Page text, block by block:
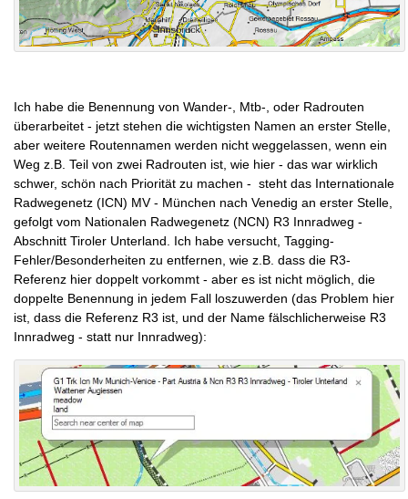
Ich habe die Benennung von Wander-, Mtb-, oder Radrouten
überarbeitet - jetzt stehen die wichtigsten Namen an erster Stelle,
aber weitere Routennamen werden nicht weggelassen, wenn ein
Weg z.B. Teil von zwei Radrouten ist, wie hier - das war wirklich
schwer, schön nach Priorität zu machen - steht das Internationale
Radwegenetz (ICN) MV - München nach Venedig an erster Stelle,
gefolgt vom Nationalen Radwegenetz (NCN) R3 Innradweg -
Abschnitt Tiroler Unterland. Ich habe versucht, Tagging-
Fehler/Besonderheiten zu entfernen, wie z.B. dass die R3-
Referenz hier doppelt vorkommt - aber es ist nicht möglich, die
doppelte Benennung in jedem Fall loszuwerden (das Problem hier
ist, dass die Referenz R3 ist, und der Name fälschlicherweise R3
Innradweg - statt nur Innradweg):